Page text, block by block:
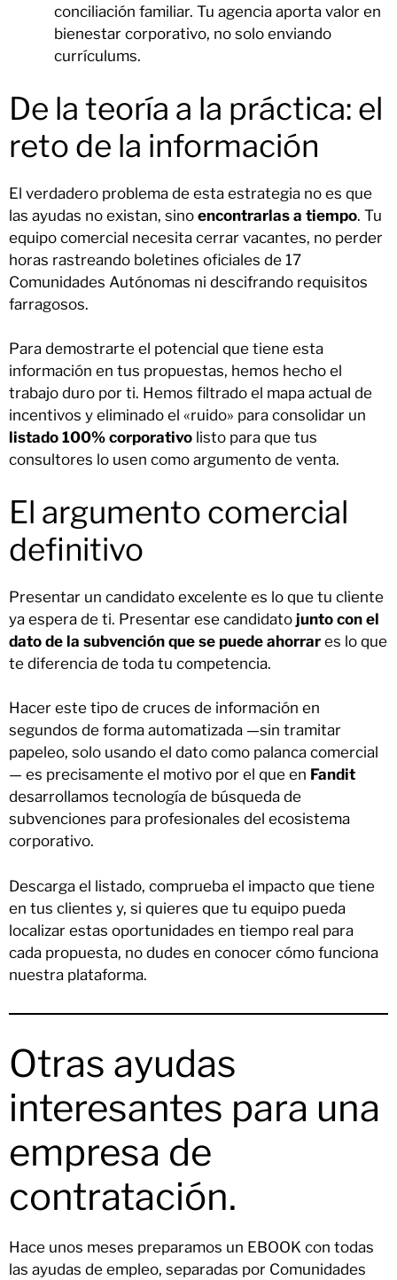
conciliación familiar. Tu agencia aporta valor en
bienestar corporativo, no solo enviando
currículums.
De la teoría a la práctica: el
reto de la información
El verdadero problema de esta estrategia no es que
las ayudas no existan, sino encontrarlas a tiempo. Tu
equipo comercial necesita cerrar vacantes, no perder
horas rastreando boletines oficiales de 17
Comunidades Autónomas ni descifrando requisitos
farragosos.
Para demostrarte el potencial que tiene esta
información en tus propuestas, hemos hecho el
trabajo duro por ti. Hemos filtrado el mapa actual de
incentivos y eliminado el «ruido» para consolidar un
listado 100% corporativo listo para que tus
consultores lo usen como argumento de venta.
El argumento comercial
definitivo
Presentar un candidato excelente es lo que tu cliente
ya espera de ti. Presentar ese candidato junto con el
dato de la subvención que se puede ahorrar es lo que
te diferencia de toda tu competencia.
Hacer este tipo de cruces de información en
segundos de forma automatizada —sin tramitar
papeleo, solo usando el dato como palanca comercial
— es precisamente el motivo por el que en Fandit
desarrollamos tecnología de búsqueda de
subvenciones para profesionales del ecosistema
corporativo.
Descarga el listado, comprueba el impacto que tiene
en tus clientes y, si quieres que tu equipo pueda
localizar estas oportunidades en tiempo real para
cada propuesta, no dudes en conocer cómo funciona
nuestra plataforma.
Otras ayudas
interesantes para una
empresa de
contratación.
Hace unos meses preparamos un EBOOK con todas
las ayudas de empleo, separadas por Comunidades